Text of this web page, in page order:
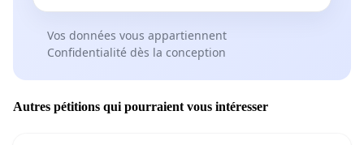
Vos données vous appartiennent
Confidentialité dès la conception
Autres pétitions qui pourraient vous intéresser